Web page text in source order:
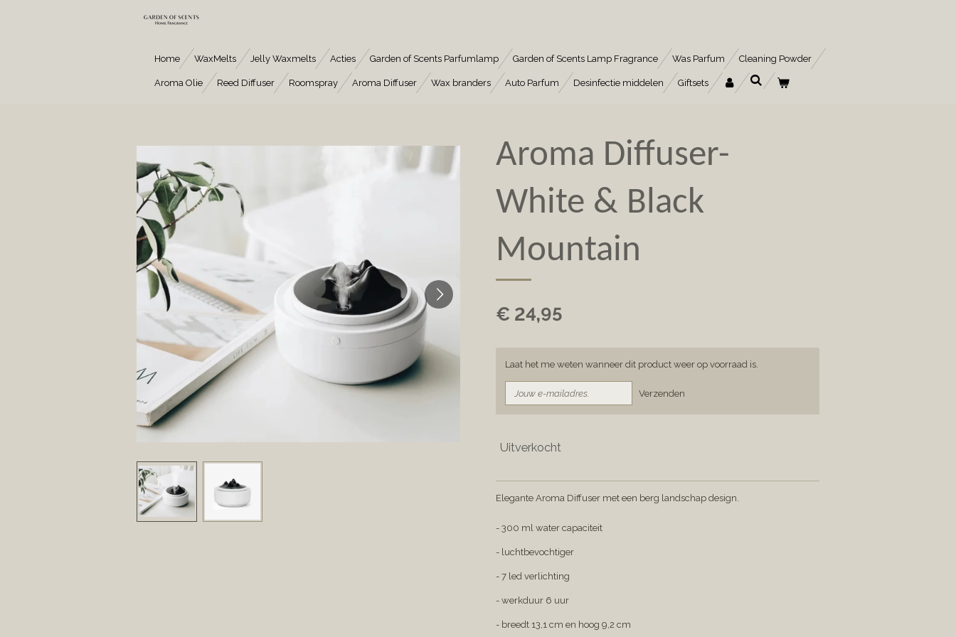
Home WaxMelts Jelly Waxmelts Acties Garden of Scents Parfumlamp Garden of Scents Lamp Fragrance Was Parfum Cleaning Powder
Aroma Olie Reed Diffuser Roomspray Aroma Diffuser Wax branders Auto Parfum Desinfectie middelen Giftsets
Aroma Diffuser-
White & Black
Mountain
€ 24,95
Laat het me weten wanneer dit product weer op voorraad is.
Verzenden
Uitverkocht
Elegante Aroma Diffuser met een berg landschap design.
- 300 ml water capaciteit
- luchtbevochtiger
- 7 led verlichting
- werkduur 6 uur
- breedt 13,1 cm en hoog 9,2 cm